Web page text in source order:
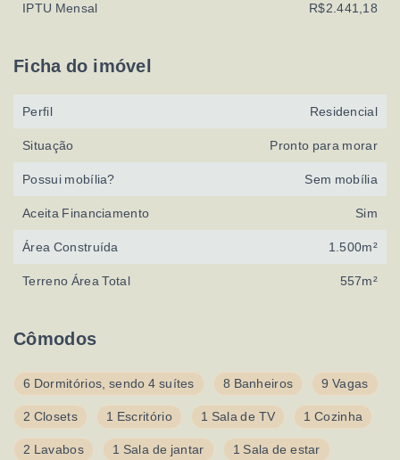
Cômodos
6 Dormitórios, sendo 4 suítes 8 Banheiros 9 Vagas
2 Closets 1 Escritório 1 Sala de TV 1 Cozinha
2 Lavabos 1 Sala de jantar 1 Sala de estar
IPTU Mensal R$2.441,18
Ficha do imóvel
Perfil Residencial
Situação Pronto para morar
Possui mobília? Sem mobília
Aceita Financiamento Sim
Área Construída 1.500m²
Terreno Área Total 557m²